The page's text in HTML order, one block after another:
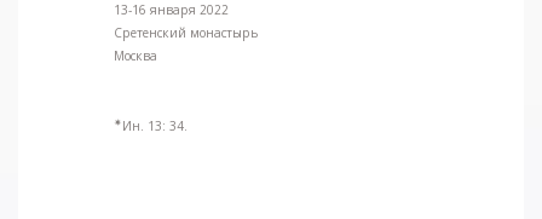
13-16 января 2022
Сретенский монастырь
Москва
✷ Ин. 13: 34.